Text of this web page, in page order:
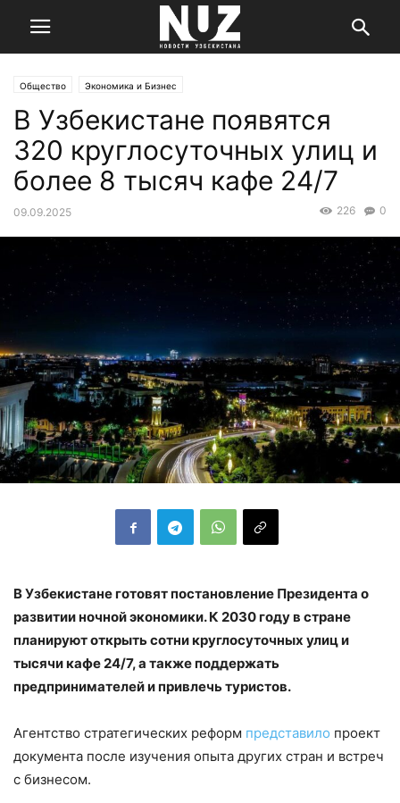
Общество Экономика и Бизнес
В Узбекистане появятся
320 круглосуточных улиц и
более 8 тысяч кафе 24/7
09.09.2025 0
226
В Узбекистане готовят постановление Президента о
развитии ночной экономики. К 2030 году в стране
планируют открыть сотни круглосуточных улиц и
тысячи кафе 24/7, а также поддержать
предпринимателей и привлечь туристов.
Агентство стратегических реформ представило проект
документа после изучения опыта других стран и встреч
с бизнесом.